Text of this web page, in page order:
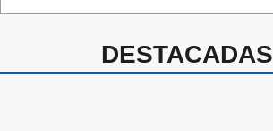
DESTACADAS